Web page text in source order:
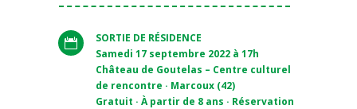
 SORTIE DE RÉSIDENCE
Samedi 17 septembre 2022 à 17h
Château de Goutelas – Centre culturel
de rencontre · Marcoux (42)
Gratuit · À partir de 8 ans · Réservation